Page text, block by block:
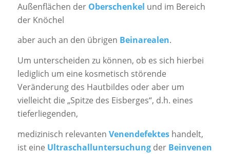
Außenflächen der Oberschenkel und im Bereich
der Knöchel
aber auch an den übrigen Beinarealen.
Um unterscheiden zu können, ob es sich hierbei
lediglich um eine kosmetisch störende
Veränderung des Hautbildes oder aber um
vielleicht die „Spitze des Eisberges“, d.h. eines
tieferliegenden,
medizinisch relevanten Venendefekteshandelt,
ist eine UltraschalluntersuchungderBeinvenen